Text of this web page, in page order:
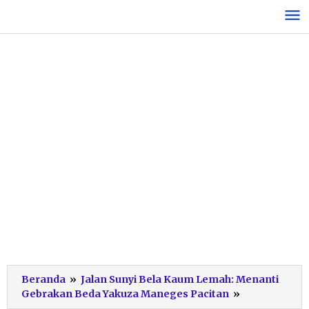
konten
Beranda » Jalan Sunyi Bela Kaum Lemah: Menanti
Gebrakan Beda Yakuza Maneges Pacitan »